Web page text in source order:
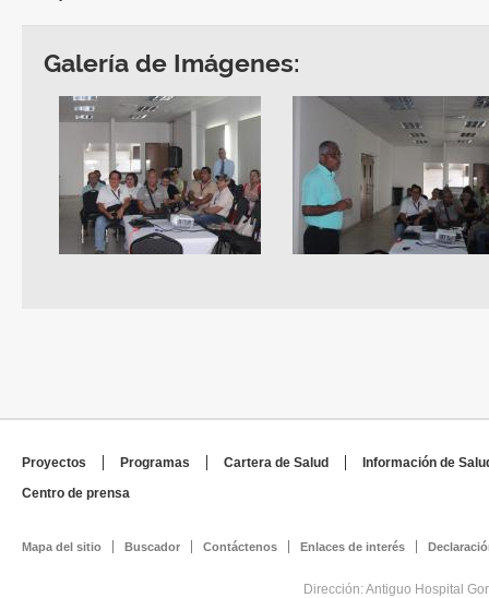
Galería de Imágenes:
Proyectos Programas Cartera de Salud
Información de
Centro de prensa
Mapa del sitio Buscador Contáctenos Enlaces de interés
Dirección: Antiguo Hospital